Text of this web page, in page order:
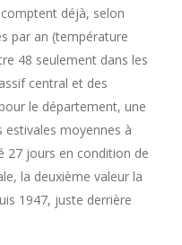
déjà, selon
par an (température
48 seulement dans les
central et des
le département, une
estivales moyennes à
27 jours en condition de
la deuxième valeur la
1947, juste derrière